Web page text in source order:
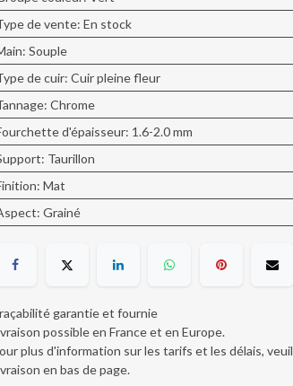
de vente: En stock
: Souple
de cuir: Cuir pleine fleur
: Chrome
d'épaisseur: 1.6-2.0 mm
: Taurillon
: Mat
: Grainé
garantie et fournie
possible en France et en Europe.
plus d'information sur les tarifs et les délais,
en bas de page.